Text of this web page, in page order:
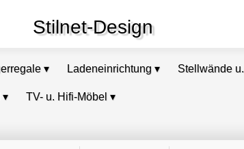
Stilnet-Design
▾ Ladeneinrichtung ▾ Stellwände
▾ TV- u. Hifi-Möbel ▾